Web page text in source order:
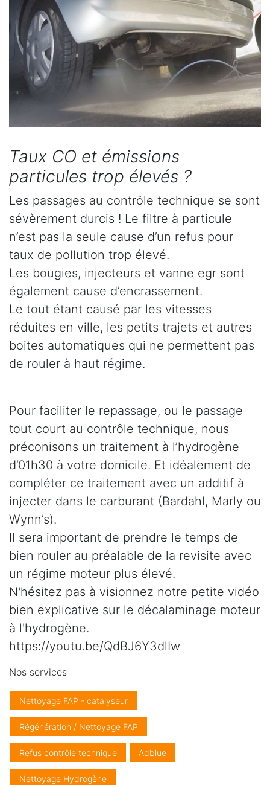
Taux CO et émissions
particules trop élevés ?
Les passages au contrôle technique se sont
sévèrement durcis ! Le filtre à particule
n’est pas la seule cause d’un refus pour
taux de pollution trop élevé.
Les bougies, injecteurs et vanne egr sont
également cause d’encrassement.
Le tout étant causé par les vitesses
réduites en ville, les petits trajets et autres
boites automatiques qui ne permettent pas
de rouler à haut régime.
Pour faciliter le repassage, ou le passage
tout court au contrôle technique, nous
préconisons un traitement à l’hydrogène
d’01h30 à votre domicile. Et idéalement de
compléter ce traitement avec un additif à
injecter dans le carburant (Bardahl, Marly ou
Wynn’s).
Il sera important de prendre le temps de
bien rouler au préalable de la revisite avec
un régime moteur plus élevé.
N'hésitez pas à visionnez notre petite vidéo
bien explicative sur le décalaminage moteur
à l'hydrogène.
https://youtu.be/QdBJ6Y3dlIw
Nos services
Nettoyage FAP - catalyseur
Régénération / Nettoyage FAP
Refus contrôle technique Adblue
Nettoyage Hydrogène